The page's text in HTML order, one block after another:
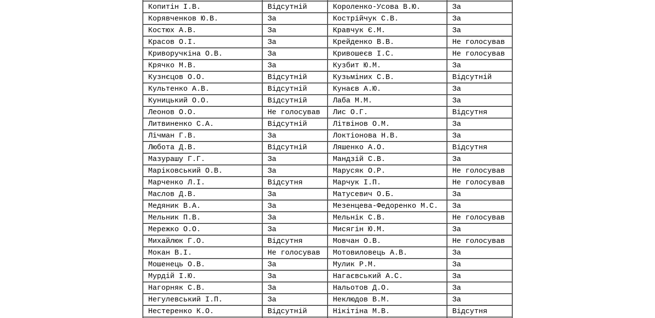
Копитін І.В.
Відсутній Короленко-Усова В.Ю.
За
Корявченков Ю.В.
За Кострійчук С.В.
За
Костюх А.В.
За Кравчук Є.М.
За
Красов О.І.
За Крейденко В.В.
Не голосував
Криворучкіна О.В.
За Кривошеєв І.С.
Не голосував
Крячко М.В.
За Кузбит Ю.М.
За
Кузнєцов О.О.
Відсутній Кузьміних С.В.
Відсутній
Культенко А.В.
Відсутній Кунаєв А.Ю.
За
Куницький О.О.
Відсутній Лаба М.М.
За
Леонов О.О.
Не голосував Лис О.Г.
Відсутня
Литвиненко С.А.
Відсутній Літвінов О.М.
За
Лічман Г.В.
За Локтіонова Н.В.
За
Любота Д.В.
Відсутній Ляшенко А.О.
Відсутня
Мазурашу Г.Г.
За Мандзій С.В.
За
Маріковський О.В.
За Марусяк О.Р.
Не голосував
Марченко Л.І.
Відсутня Марчук І.П.
Не голосував
Маслов Д.В.
За Матусевич О.Б.
За
Медяник В.А.
За Мезенцева-Федоренко М.С.
За
Мельник П.В.
За Мельнік С.В.
Не голосував
Мережко О.О.
За Мисягін Ю.М.
За
Михайлюк Г.О.
Відсутня Мовчан О.В.
Не голосував
Мокан В.І.
Не голосував Мотовиловець А.В.
За
Мошенець О.В.
За Мулик Р.М.
За
Мурдій І.Ю.
За Нагаєвський А.С.
За
Нагорняк С.В.
За Нальотов Д.О.
За
Негулевський І.П.
За Неклюдов В.М.
За
Нестеренко К.О.
Відсутній Нікітіна М.В.
Відсутня